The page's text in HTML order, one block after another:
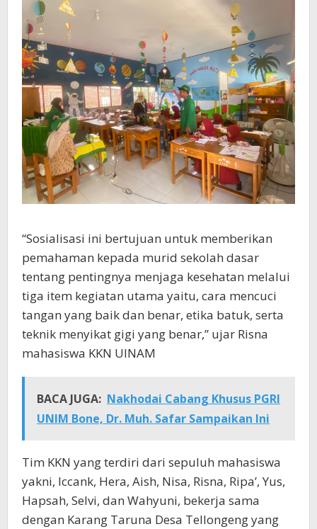
“Sosialisasi ini bertujuan untuk memberikan
pemahaman kepada murid sekolah dasar
tentang pentingnya menjaga kesehatan melalui
tiga item kegiatan utama yaitu, cara mencuci
tangan yang baik dan benar, etika batuk, serta
teknik menyikat gigi yang benar,” ujar Risna
mahasiswa KKN UINAM
BACA JUGA: Nakhodai Cabang Khusus PGRI
UNIM Bone, Dr. Muh. Safar Sampaikan Ini
Tim KKN yang terdiri dari sepuluh mahasiswa
yakni, Iccank, Hera, Aish, Nisa, Risna, Ripa’, Yus,
Hapsah, Selvi, dan Wahyuni, bekerja sama
dengan Karang Taruna Desa Tellongeng yang